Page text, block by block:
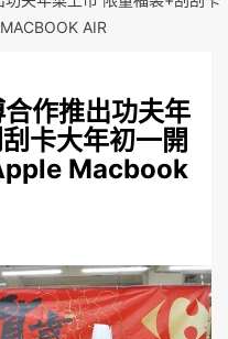
AIR
作推出功夫年
卡大年初一開
Macbook